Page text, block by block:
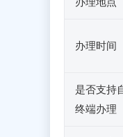
办理时间
是否支持
终端办理